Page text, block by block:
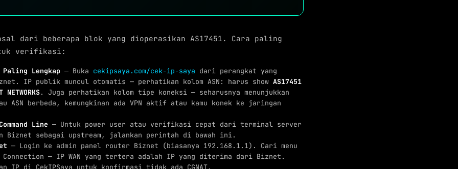
dari beberapa blok yang dioperasikan AS17451. Cara paling
verifikasi:
Lengkap — Buka cekipsaya.com/cek-ip-saya dari perangkat yang
IP publik muncul otomatis — perhatikan kolom ASN: harus show AS17451
NETWORKS. Juga perhatikan kolom tipe koneksi — seharusnya menunjukkan
ASN berbeda, kemungkinan ada VPN aktif atau kamu konek ke jaringan
Line — Untuk power user atau verifikasi cepat dari terminal server
Biznet sebagai upstream, jalankan perintah di bawah ini.
— Login ke admin panel router Biznet (biasanya 192.168.1.1). Cari menu
Connection — IP WAN yang tertera adalah IP yang diterima dari Biznet.
IP di CekIPSaya untuk konfirmasi tidak ada CGNAT.